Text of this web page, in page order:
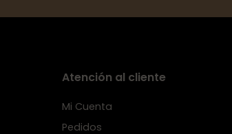
Atención al cliente
Mi Cuenta
Pedidos